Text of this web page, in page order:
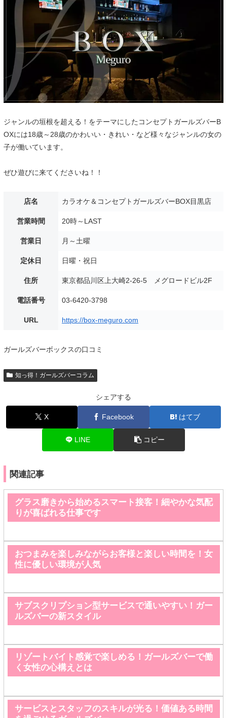
ジャンルの垣根を超える！をテーマにしたコンセプトガールズバーB
OXには18歳～28歳のかわいい・きれい・など様々なジャンルの女の
子が働いています。
ぜひ遊びに来てくださいね！！
店名 カラオケ＆コンセプトガールズバーBOX目黒店
営業時間 20時～LAST
営業日 月～土曜
定休日 日曜・祝日
住所 東京都品川区上大崎2-26-5 メグロードビル2F
電話番号 03-6420-3798
URL https://box-meguro.com
ガールズバーボックスの口コミ
知っ得！ガールズバーコラム
シェアする
X Facebook はてブ
LINE コピー
関連記事
グラス磨きから始めるスマート接客！細やかな気配
りが喜ばれる仕事です
おつまみを楽しみながらお客様と楽しい時間を！女
性に優しい環境が人気
サブスクリプション型サービスで通いやすい！ガー
ルズバーの新スタイル
リゾートバイト感覚で楽しめる！ガールズバーで働
く女性の心構えとは
サービスとスタッフのスキルが光る！価値ある時間